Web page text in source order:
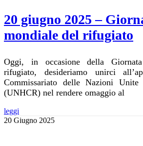
20 giugno 2025 –
mondiale del rifugiato
Oggi, in occasione della
rifugiato, desideriamo unirci
Commissariato delle Nazioni
(UNHCR) nel rendere omaggio al
leggi
20 Giugno 2025